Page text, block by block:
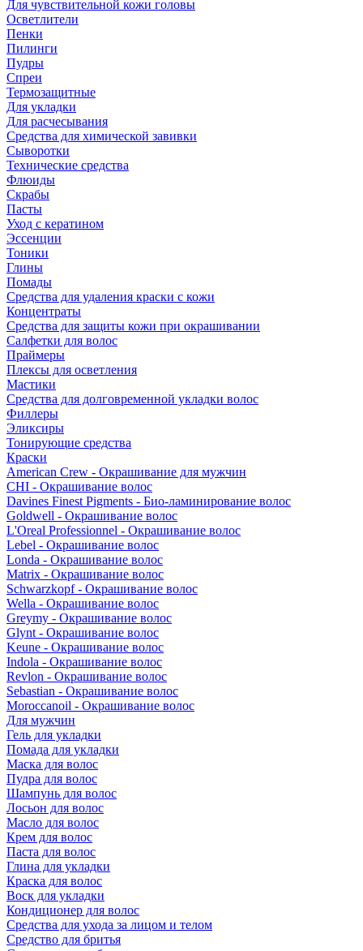
Для чувствительной кожи головы
Осветлители
Пенки
Пилинги
Пудры
Спреи
Термозащитные
Для укладки
Для расчесывания
Средства для химической завивки
Сыворотки
Технические средства
Флюиды
Скрабы
Пасты
Уход с кератином
Эссенции
Тоники
Глины
Помады
Средства для удаления краски с кожи
Концентраты
Средства для защиты кожи при окрашивании
Салфетки для волос
Праймеры
Плексы для осветления
Мастики
Средства для долговременной укладки волос
Филлеры
Эликсиры
Тонирующие средства
Краски
American Crew - Окрашивание для мужчин
CHI - Окрашивание волос
Davines Finest Pigments - Био-ламинирование волос
Goldwell - Окрашивание волос
L'Oreal Professionnel - Окрашивание волос
Lebel - Окрашивание волос
Londa - Окрашивание волос
Matrix - Окрашивание волос
Schwarzkopf - Окрашивание волос
Wella - Окрашивание волос
Greymy - Окрашивание волос
Glynt - Окрашивание волос
Keune - Окрашивание волос
Indola - Окрашивание волос
Revlon - Окрашивание волос
Sebastian - Окрашивание волос
Moroccanoil - Окрашивание волос
Для мужчин
Гель для укладки
Помада для укладки
Маска для волос
Пудра для волос
Шампунь для волос
Лосьон для волос
Масло для волос
Крем для волос
Паста для волос
Глина для укладки
Краска для волос
Воск для укладки
Кондиционер для волос
Средства для ухода за лицом и телом
Средство для бритья